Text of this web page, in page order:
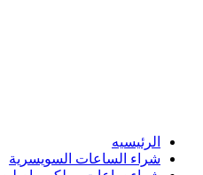
الرئيسيه
شراء الساعات السويسرية